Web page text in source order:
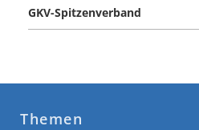
GKV-Spitzenverband
Themen